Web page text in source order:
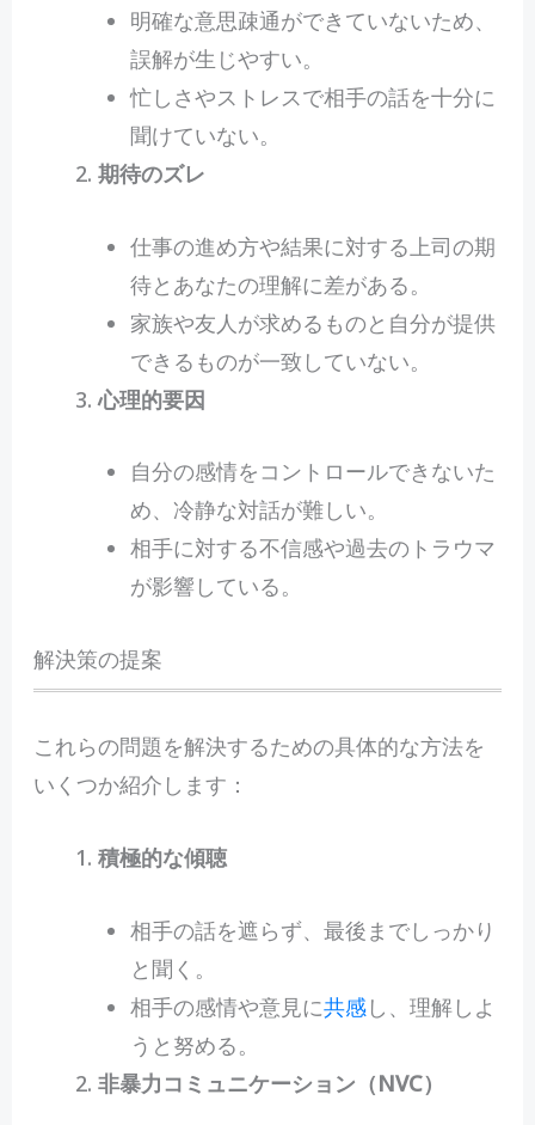
明確な意思疎通ができていないため、
誤解が生じやすい。
忙しさやストレスで相手の話を十分に
聞けていない。
期待のズレ
仕事の進め方や結果に対する上司の期
待とあなたの理解に差がある。
家族や友人が求めるものと自分が提供
できるものが一致していない。
心理的要因
自分の感情をコントロールできないた
め、冷静な対話が難しい。
相手に対する不信感や過去のトラウマ
が影響している。
解決策の提案
これらの問題を解決するための具体的な方法を
いくつか紹介します：
積極的な傾聴
相手の話を遮らず、最後までしっかり
と聞く。
相手の感情や意見に共感し、理解しよ
うと努める。
非暴力コミュニケーション（NVC）